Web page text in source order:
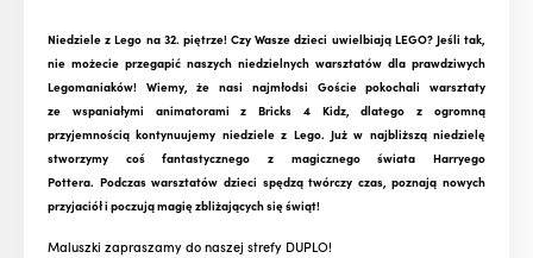
Niedziele z Lego na 32. piętrze! Czy Wasze dzieci uwielbiają LEGO? Jeśli tak,
nie możecie przegapić naszych niedzielnych warsztatów dla prawdziwych
Legomaniaków! Wiemy, że nasi najmłodsi Goście pokochali warsztaty
ze wspaniałymi animatorami z Bricks 4 Kidz, dlatego z ogromną
przyjemnością kontynuujemy niedziele z Lego. Już w najbliższą niedzielę
stworzymy coś fantastycznego z magicznego świata Harryego
Pottera. Podczas warsztatów dzieci spędzą twórczy czas, poznają nowych
przyjaciół i poczują magię zbliżających się świąt!
Maluszki zapraszamy do naszej strefy DUPLO!